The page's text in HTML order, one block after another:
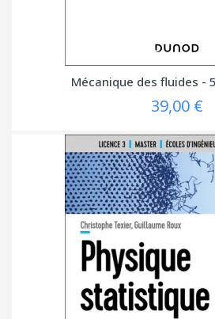
Mécanique des fluides -
39,00 €